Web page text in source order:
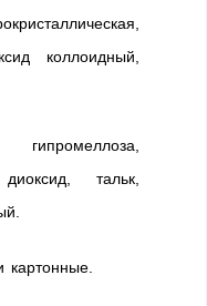
коллоидный,
тальк,